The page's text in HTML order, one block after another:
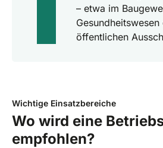
– etwa im
öffentlichen
Wichtige Einsatzbereiche
Wo wird eine
empfohlen?